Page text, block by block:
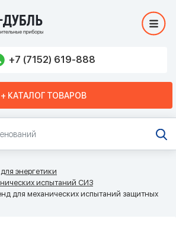
+7 (7152) 619-888
+ КАТАЛОГ ТОВАРОВ
энергетики
испытаний СИЗ
для механических испытаний защитных